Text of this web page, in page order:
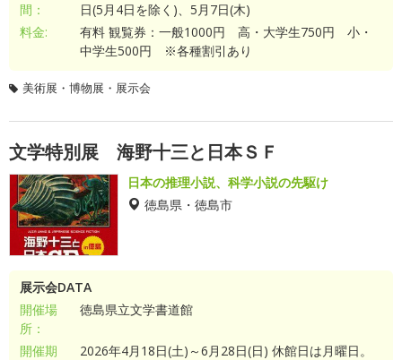
間：
日(5月4日を除く)、5月7日(木)
料金:
有料 観覧券：一般1000円 高・大学生750円 小・
中学生500円 ※各種割引あり
美術展・博物展・展示会
文学特別展 海野十三と日本ＳＦ
日本の推理小説、科学小説の先駆け
徳島県・徳島市
展示会DATA
開催場
所：
徳島県立文学書道館
開催期
2026年4月18日(土)～6月28日(日) 休館日は月曜日。